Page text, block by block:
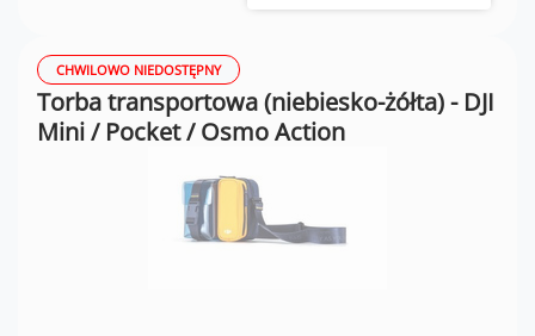
CHWILOWO NIEDOSTĘPNY
Torba transportowa (niebiesko-żółta) - DJI
Mini / Pocket / Osmo Action